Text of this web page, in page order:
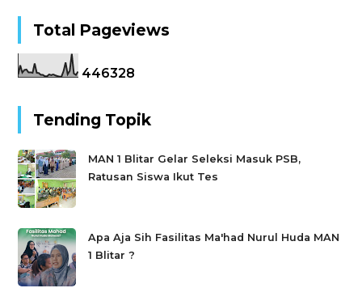
Total Pageviews
446328
Tending Topik
MAN 1 Blitar Gelar Seleksi Masuk PSB,
Ratusan Siswa Ikut Tes
Apa Aja Sih Fasilitas Ma'had Nurul Huda MAN
1 Blitar ?